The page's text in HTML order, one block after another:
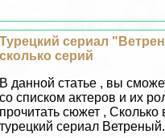
Турецкий сериал
сколько серий
В данной статье , вы
со списком актеров и их
прочитать сюжет , Сколько
турецкий сериал